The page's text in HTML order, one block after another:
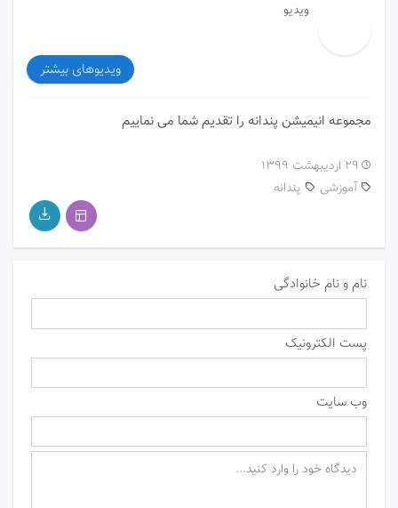
ویدیو
ویدیوهای بیشتر
مجموعه انیمیشن پندانه را تقدیم شما می نماییم
۲۹ اردیبهشت ۱۳۹۹
آموزشی
پندانه
نام و نام خانوادگی
پست الکترونیک
وب سایت